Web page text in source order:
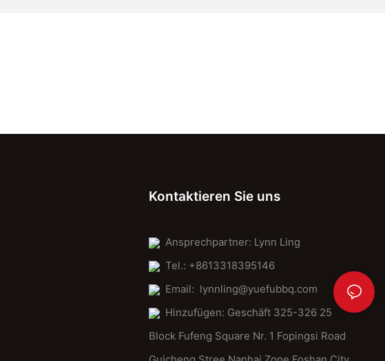
Kontaktieren Sie uns
Ansprechpartner: Lynn Ling
Tel.: +8613318395146
Email: lynnling@yuefubbq.com
Hinzufügen: Geschäft 325-326 25
Block Fufeng Square Nr. 1 Fopingsi Road